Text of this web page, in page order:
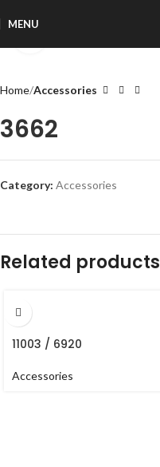
MENU
Home Accessories
3662
Category: Accessories
Related products
11003 / 6920
Accessories